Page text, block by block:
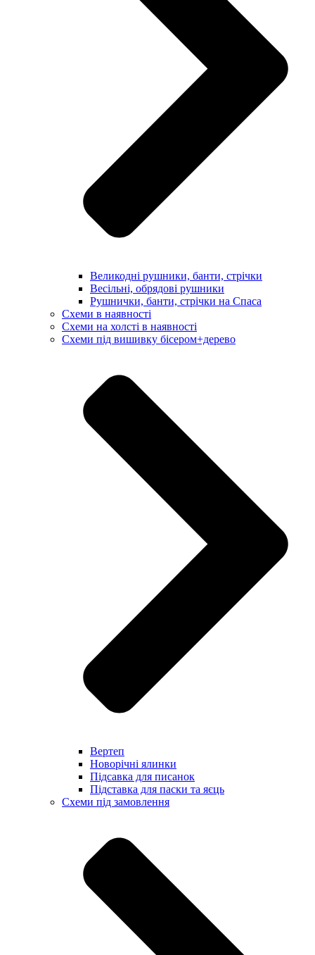
Великодні рушники, банти, стрічки
Весільні, обрядові рушники
Рушнички, банти, стрічки на Спаса
Схеми в наявності
Схеми на холсті в наявності
Схеми під вишивку бісером+дерево
Вертеп
Новорічні ялинки
Підсавка для писанок
Підставка для паски та яєць
Схеми під замовлення